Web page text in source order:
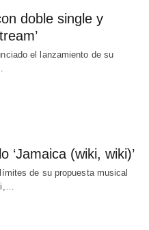
doble single y
el lanzamiento de su
‘Jamaica (wiki, wiki)’
de su propuesta musical